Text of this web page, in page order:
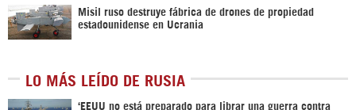
Misil ruso destruye fábrica de drones de propiedad
estadounidense en Ucrania
LO MÁS LEÍDO DE RUSIA
‘EEUU no está preparado para librar una guerra contra